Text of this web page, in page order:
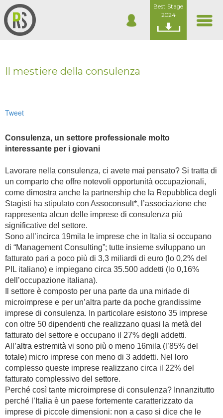
Best Stage
2024
Il mestiere della consulenza
Tweet
Consulenza, un settore professionale molto
interessante per i giovani
Lavorare nella consulenza, ci avete mai pensato? Si tratta di
un comparto che offre notevoli opportunità occupazionali,
come dimostra anche la partnership che la Repubblica degli
Stagisti ha stipulato con Assoconsult*, l’associazione che
rappresenta alcun delle imprese di consulenza più
significative del settore.
Sono all’incirca 19mila le imprese che in Italia si occupano
di “Management Consulting”; tutte insieme sviluppano un
fatturato pari a poco più di 3,3 miliardi di euro (lo 0,2% del
PIL italiano) e impiegano circa 35.500 addetti (lo 0,16%
dell’occupazione italiana).
Il settore è composto per una parte da una miriade di
microimprese e per un’altra parte da poche grandissime
imprese di consulenza. In particolare esistono 35 imprese
con oltre 50 dipendenti che realizzano quasi la metà del
fatturato del settore e occupano il 27% degli addetti.
All’altra estremità vi sono più o meno 16mila (l’85% del
totale) micro imprese con meno di 3 addetti. Nel loro
complesso queste imprese realizzano circa il 22% del
fatturato complessivo del settore.
Perché così tante microimprese di consulenza? Innanzitutto
perché l’Italia è un paese fortemente caratterizzato da
imprese di piccole dimensioni: non a caso si dice che le